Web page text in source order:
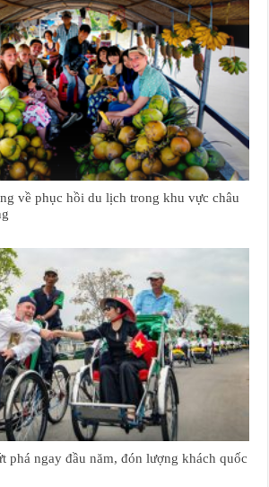
về phục hồi du lịch trong khu vực châu
phá ngay đầu năm, đón lượng khách quốc